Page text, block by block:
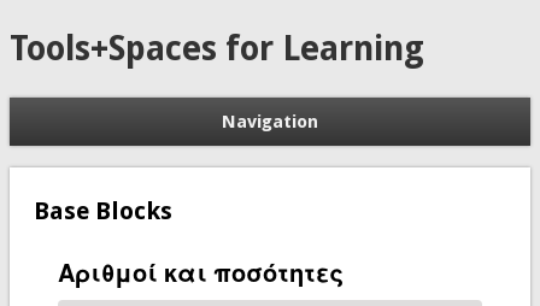
Tools+Spaces for Learning
Navigation
Base Blocks
Αριθμοί και ποσότητες